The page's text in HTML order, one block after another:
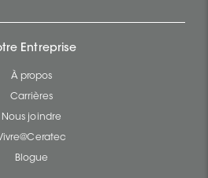
Entreprise
À propos
Carrières
Nous joindre
Blogue